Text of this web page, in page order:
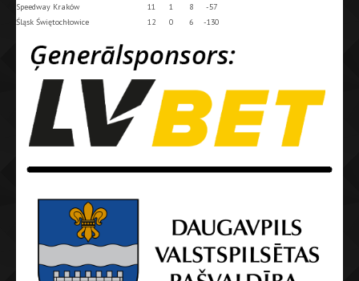
Speedway Kraków
11 1 8
-57
Śląsk Świętochłowice
12 0 6 -130